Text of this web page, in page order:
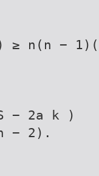
≥ n(n −
− 2a k )
− 2).